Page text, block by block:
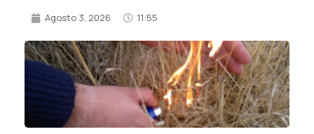
Agosto 3, 2026 11:55